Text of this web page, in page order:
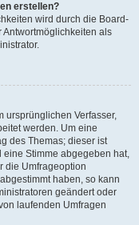
erstellen?
wird durch die Board-
Antwortmöglichkeiten als
ursprünglichen Verfasser,
werden. Um eine
des Themas; dieser ist
eine Stimme abgegeben hat,
die Umfrageoption
haben, so kann
geändert oder
laufenden Umfragen